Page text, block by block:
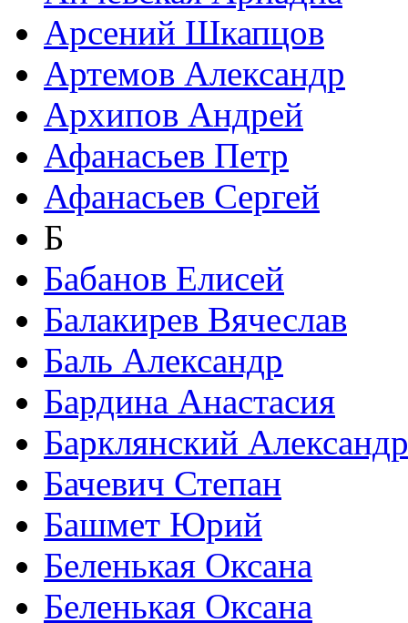
Арсений Шкапцов
Артемов Александр
Архипов Андрей
Афанасьев Петр
Афанасьев Сергей
Б
Бабанов Елисей
Балакирев Вячеслав
Баль Александр
Бардина Анастасия
Барклянский Александр
Бачевич Степан
Башмет Юрий
Беленькая Оксана
Беленькая Оксана